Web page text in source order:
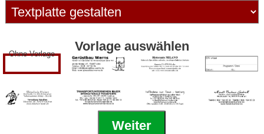
Vorlage auswählen
Ohne Vorlage
Weiter